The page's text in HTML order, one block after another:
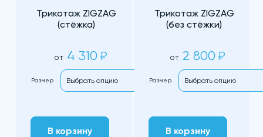
Трикотаж ZIGZAG
(стёжка)
от 4 310 ₽
Размер
В корзину
Трикотаж ZIGZAG
(без стёжки)
от 2 800 ₽
Размер
В корзину